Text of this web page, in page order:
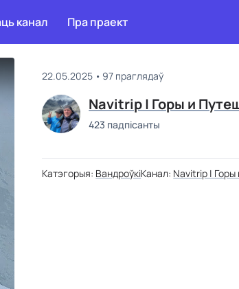
канал Пра праект
22.05.2025 97 праглядаў
Navitrip | Горы и
423 падпісанты
Катэгорыя: ВандроўкіКанал: Navitrip |